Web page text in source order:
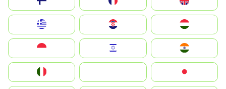
Magyarország